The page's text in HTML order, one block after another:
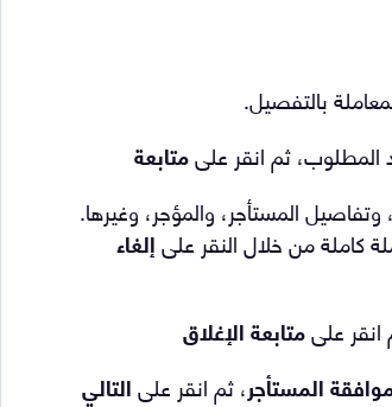
بالتفصيل.
ثم انقر علىمتابعة
المستأجر، والمؤجر، وغيرها.
كاملة من خلال النقر علىإلغاء
انقر علىمتابعة الإغلاق
المستأجر، ثم انقر علىالتالي